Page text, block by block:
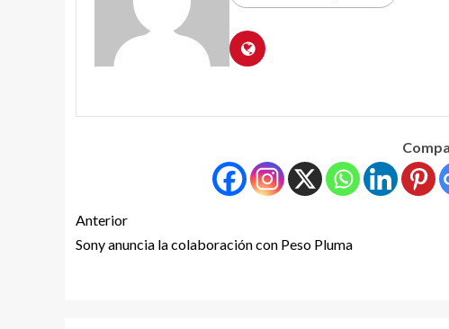
Anterior
Sony anuncia la colaboración con Peso Pluma